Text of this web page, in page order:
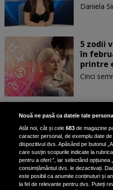
Daniela
5 zodii
în
printre
Cinci
Patru
ele
3 zodii
Nouă ne pasă ca datele tale
Atât noi, cât și cele683 de magazine
caracter personal, de exemplu date
dispozitivul dvs. Apăsând pe butonul
care susțin scopurile indicate la
pentru a oferi:”, iar selectând opțiunea
consimțământul dvs. le dezactivați.
este posibil ca anumite conținuturi și
la fel de relevante pentru dvs. Puteți